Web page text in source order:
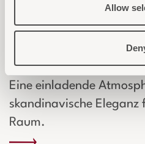
Allow
NORDIK
Eine einladende
skandinavische Eleganz
Raum.